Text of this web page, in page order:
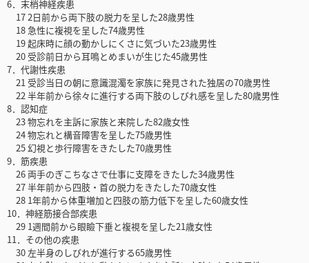
6．末梢神経疾患
17 2日前から両下肢の脱力を呈した28歳男性
18 急性に複視を呈した74歳男性
19 起床時に顔の動かしにくさに気づいた23歳男性
20 受診前日から耳鳴とめまいが生じた45歳男性
7．代謝性疾患
21 受診当日の朝に意識混濁を家族に発見された独居の70歳男性
22 半年前から徐々に進行する両下肢のしびれ感を呈した80歳男性
8．認知症
23 物忘れを主訴に家族と来院した82歳女性
24 物忘れと構音障害を呈した75歳男性
25 幻視と歩行障害をきたした70歳男性
9．筋疾患
26 両手のぎこちなさで仕事に支障をきたした34歳男性
27 半年前から四肢・首の脱力をきたした70歳女性
28 1年前から体重増加と四肢の筋力低下を呈した60歳女性
10．神経筋接合部疾患
29 1週間前から眼瞼下垂と複視を呈した21歳女性
11．その他の疾患
30 左半身のしびれが進行する65歳男性